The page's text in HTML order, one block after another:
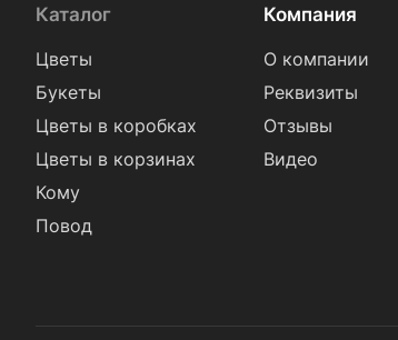
Каталог
Цветы
Букеты
Цветы в коробках
Цветы в корзинах
Кому
Повод
Компания
О компании
Реквизиты
Отзывы
Видео